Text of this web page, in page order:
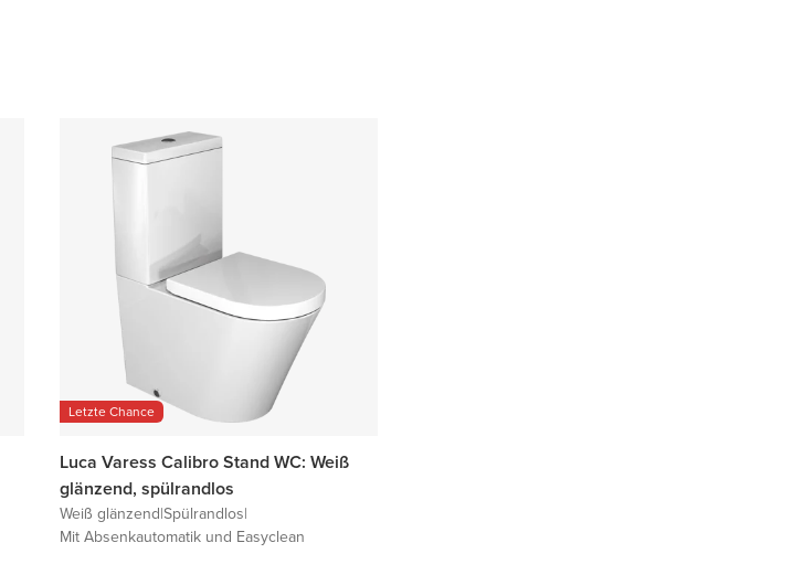
Letzte Chance
Luca Varess Calibro Stand WC: Weiß
glänzend, spülrandlos
Weiß glänzend|Spülrandlos|
Mit Absenkautomatik und Easyclean